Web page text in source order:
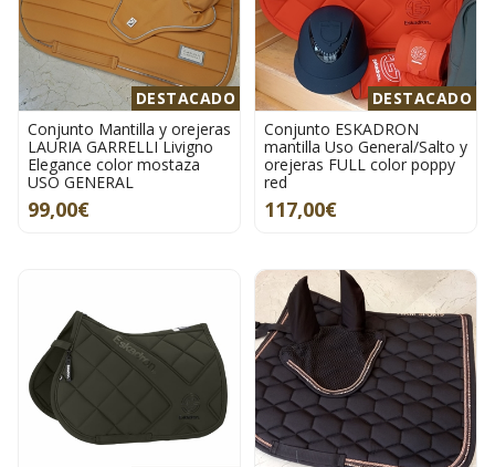
DESTACADO
Conjunto Mantilla y orejeras
LAURIA GARRELLI Livigno
Elegance color mostaza
USO GENERAL
99,00€
DESTACADO
Conjunto ESKADRON
mantilla Uso General/Salto y
orejeras FULL color poppy
red
117,00€